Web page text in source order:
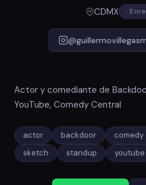
CDMX ·
Actor y comediante de
YouTube, Comedy Central
actor backdoor
sketch
standup youtube